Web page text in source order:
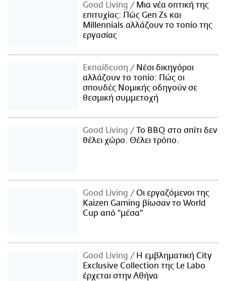
Good Living
Μια νέα οπτική της
επιτυχίας: Πώς Gen Zs και
Millennials αλλάζουν το τοπίο της
εργασίας
Εκπαίδευση
Νέοι δικηγόροι
αλλάζουν το τοπίο: Πώς οι
σπουδές Νομικής οδηγούν σε
θεσμική συμμετοχή
Good Living
Το BBQ στο σπίτι δεν
θέλει χώρο. Θέλει τρόπο.
Good Living
Οι εργαζόμενοι της
Kaizen Gaming βίωσαν το World
Cup από "μέσα"
Good Living
Η εμβληματική City
Exclusive Collection της Le Labo
έρχεται στην Αθήνα